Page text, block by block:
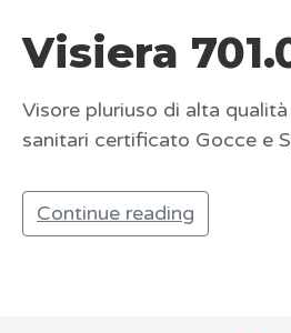
Visiera
Visore pluriuso di alta
sanitari certificato Gocce e
Continue reading